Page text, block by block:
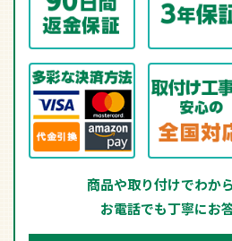
商品や取り付けでわか
お電話でも丁寧にお